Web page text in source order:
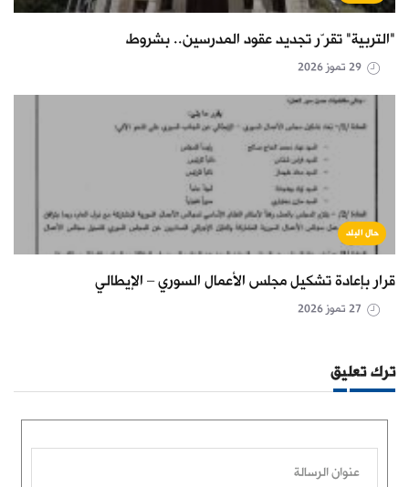
"التربية" تقرّر تجديد عقود المدرسين.. بشروط
حال البلد
قرار بإعادة تشكيل مجلس الأعمال السوري – الإيطالي
ترك تعليق
عنوان الرسالة